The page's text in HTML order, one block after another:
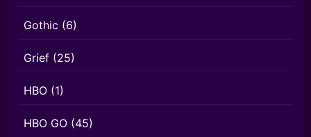
Gothic (6)
Grief (25)
HBO (1)
HBO GO (45)